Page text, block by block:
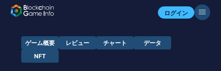
ログイン
ゲーム概要 レビュー チャート
データ
NFT